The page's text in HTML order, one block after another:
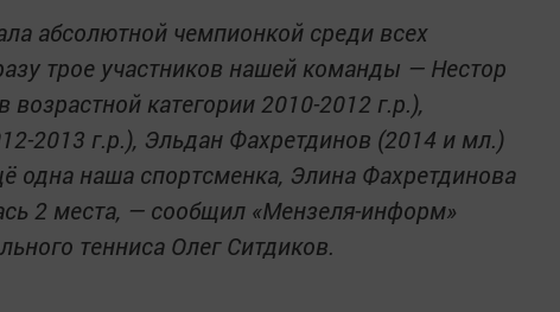
абсолютной чемпионкой среди всех
трое участников нашей команды — Нестор
категории 2010-2012 г.р.),
2013 г.р.), Эльдан Фахретдинов (2014 и мл.)
одна наша спортсменка, Элина Фахретдинова
2 места, — сообщил «Мензеля-информ»
тенниса Олег Ситдиков.